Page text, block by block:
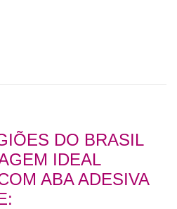
DO BRASIL
IDEAL
ABA ADESIVA